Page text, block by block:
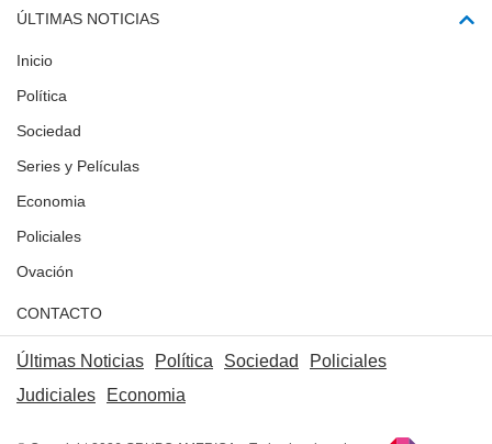
ÚLTIMAS NOTICIAS
Inicio
Política
Sociedad
Series y Películas
Economia
Policiales
Ovación
CONTACTO
Últimas Noticias Política Sociedad
Policiales
Judiciales
Economia